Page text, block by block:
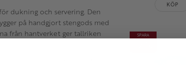
KÖP
SPARA
dukning och servering. Den
på handgjort stengods med
från hantverket ger tallriken
Den fungerar lika bra